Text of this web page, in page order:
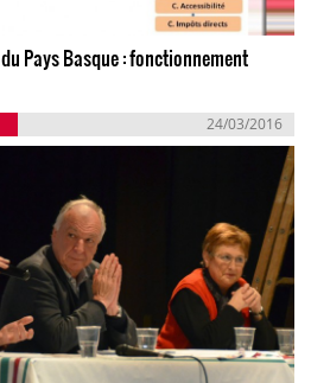
Pays Basque : fonctionnement
24/03/2016